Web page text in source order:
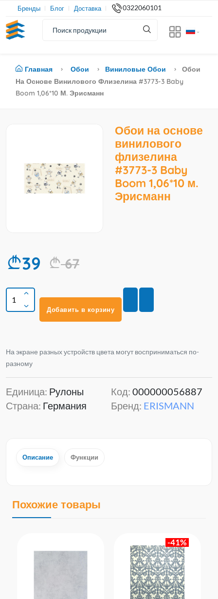
Бренды Блог Доставка 0322060101
Главная Обои Виниловые Обои
Обои
На Основе Винилового Флизелина #3773-3 Baby
Boom 1,06*10 М. Эрисманн
Обои на основе
винилового
флизелина
#3773-3 Baby
Boom 1,06*10 м.
Эрисманн
39 67
Добавить в корзину
На экране разных устройств цвета могут восприниматься по-
разному
Единица: Рулоны
Страна: Германия
Код: 000000056887
Бренд: ERISMANN
Описание Функции
Похожие товары
-41%